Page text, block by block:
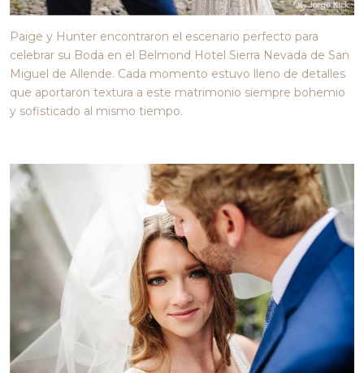
Paige y Hunter encontraron el escenario perfecto para
celebrar su Boda en el Belmond Hotel Sierra Nevada de San
Miguel de Allende. Cada momento estuvo lleno de detalles
que aportaron textura a este matrimonio siempre bohemio
y sofisticado al mismo tiempo.